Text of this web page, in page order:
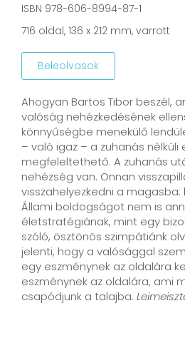
ISBN 978-606-8994-87-1
716 oldal, 136 x 212 mm, varrott
Beleolvasok
Ahogyan Bartos Tibor beszél,
valóság nehézkedésének
könnyűségbe menekülő
– való igaz – a zuhanás nélküli
megfeleltethető. A zuhanás
nehézség van. Onnan
visszahelyezkedni a
Állami boldogságot nem is
életstratégiának, mint egy
szóló, ösztönös szimpátiánk
jelenti, hogy a valósággal
egy eszménynek az oldalára
eszménynek az oldalára, ami
csapódjunk a talajba.